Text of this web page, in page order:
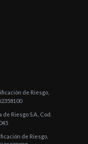
de Riesgo,
Riesgo S.A., Cod.
de Riesgo,